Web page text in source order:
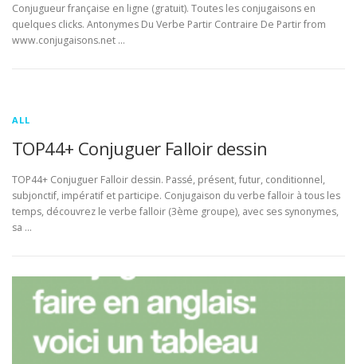
Conjugueur française en ligne (gratuit). Toutes les conjugaisons en
quelques clicks. Antonymes Du Verbe Partir Contraire De Partir from
www.conjugaisons.net …
ALL
TOP44+ Conjuguer Falloir dessin
TOP44+ Conjuguer Falloir dessin. Passé, présent, futur, conditionnel,
subjonctif, impératif et participe. Conjugaison du verbe falloir à tous les
temps, découvrez le verbe falloir (3ème groupe), avec ses synonymes,
sa …